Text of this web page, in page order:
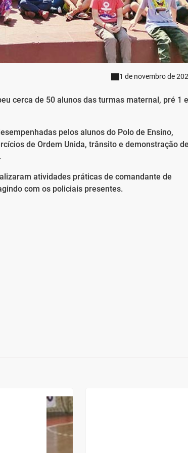
1 de novembro de
cerca de 50 alunos das turmas maternal, pré 1 e
pelos alunos do Polo de Ensino,
de Ordem Unida, trânsito e demonstração de
atividades práticas de comandante de
com os policiais presentes.